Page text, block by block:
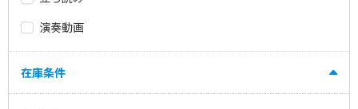
演奏動画
在庫条件